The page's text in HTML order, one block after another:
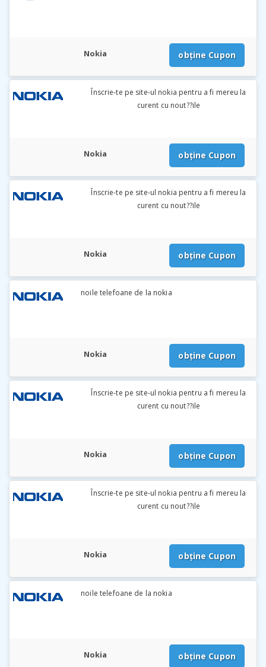
Nokia obține Cupon
Înscrie-te pe site-ul nokia pentru a fi mereu la
curent cu nout??ile
Nokia obține Cupon
Înscrie-te pe site-ul nokia pentru a fi mereu la
curent cu nout??ile
Nokia obține Cupon
noile telefoane de la nokia
Nokia obține Cupon
Înscrie-te pe site-ul nokia pentru a fi mereu la
curent cu nout??ile
Nokia obține Cupon
Înscrie-te pe site-ul nokia pentru a fi mereu la
curent cu nout??ile
Nokia obține Cupon
noile telefoane de la nokia
Nokia obține Cupon